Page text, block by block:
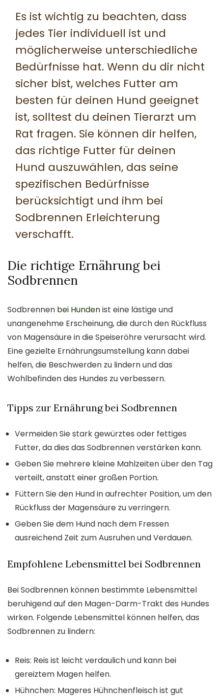
Es ist wichtig zu beachten, dass
jedes Tier individuell ist und
möglicherweise unterschiedliche
Bedürfnisse hat. Wenn du dir nicht
sicher bist, welches Futter am
besten für deinen Hund geeignet
ist, solltest du deinen Tierarzt um
Rat fragen. Sie können dir helfen,
das richtige Futter für deinen
Hund auszuwählen, das seine
spezifischen Bedürfnisse
berücksichtigt und ihm bei
Sodbrennen Erleichterung
verschafft.
Die richtige Ernährung bei
Sodbrennen
Sodbrennen bei Hundenist eine lästige und
unangenehme Erscheinung, die durch den Rückfluss
von Magensäure in die Speiseröhre verursacht wird.
Eine gezielte Ernährungsumstellung kann dabei
helfen, die Beschwerden zu lindern und das
Wohlbefinden des Hundes zu verbessern.
Tipps zur Ernährung bei Sodbrennen
Vermeiden Sie stark gewürztes oder fettiges
Futter, da dies das Sodbrennen verstärken kann.
Geben Sie mehrere kleine Mahlzeiten über den Tag
verteilt, anstatt einer großen Portion.
Füttern Sie den Hund in aufrechter Position, um den
Rückfluss der Magensäure zu verringern.
Geben Sie dem Hund nach dem Fressen
ausreichend Zeit zum Ausruhen und Verdauen.
Empfohlene Lebensmittel bei Sodbrennen
Bei Sodbrennen können bestimmte Lebensmittel
beruhigend auf den Magen-Darm-Trakt des Hundes
wirken. Folgende Lebensmittel können helfen, das
Sodbrennen zu lindern:
Reis: Reis ist leicht verdaulich und kann bei
gereiztem Magen helfen.
Hühnchen: Mageres Hühnchenfleisch ist gut